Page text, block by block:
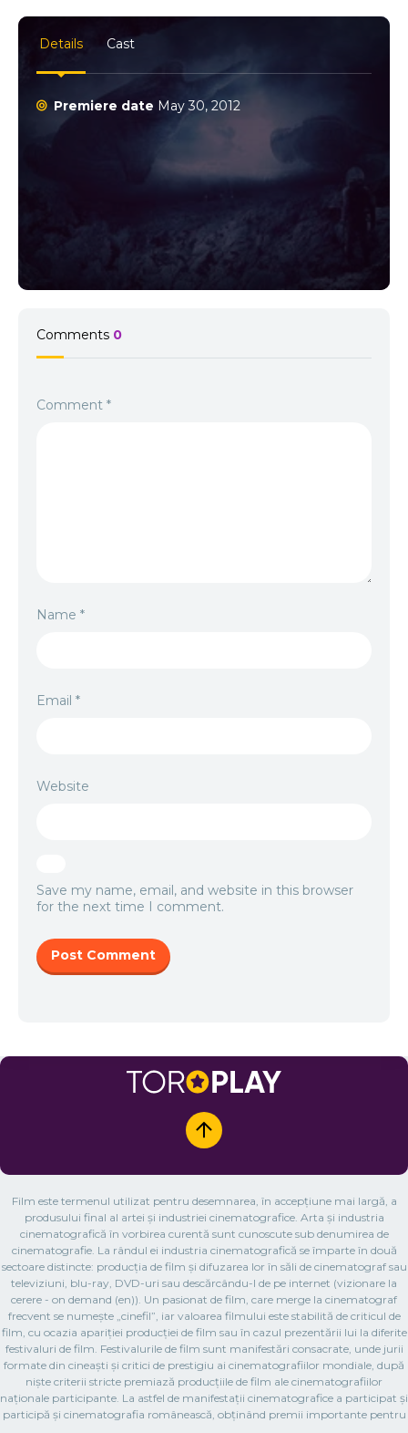
Details Cast
Premiere date May 30, 2012
Comments 0
Comment *
Name *
Email *
Website
Save my name, email, and website in this browser
for the next time I comment.
Film este termenul utilizat pentru desemnarea, în accepțiune mai largă, a
produsului final al artei și industriei cinematografice. Arta și industria
cinematografică în vorbirea curentă sunt cunoscute sub denumirea de
cinematografie. La rândul ei industria cinematografică se împarte în două
sectoare distincte: producția de film și difuzarea lor în săli de cinematograf sau
televiziuni, blu-ray, DVD-uri sau descărcându-l de pe internet (vizionare la
cerere - on demand (en)). Un pasionat de film, care merge la cinematograf
frecvent se numește „cinefil”, iar valoarea filmului este stabilită de criticul de
film, cu ocazia apariției producției de film sau în cazul prezentării lui la diferite
festivaluri de film. Festivalurile de film sunt manifestări consacrate, unde jurii
formate din cineaști și critici de prestigiu ai cinematografiilor mondiale, după
niște criterii stricte premiază producțiile de film ale cinematografiilor
naționale participante. La astfel de manifestații cinematografice a participat și
participă și cinematografia românească, obținând premii importante pentru